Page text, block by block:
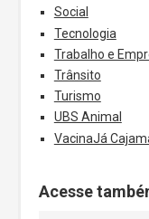
Social
Tecnologia
Trabalho e
Trânsito
Turismo
UBS Animal
VacinaJá
Acesse